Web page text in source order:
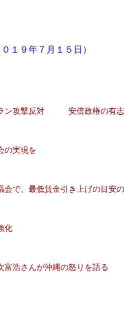
０１９年７月１５日）
安倍政権の有志連合
現を
金引き上げの目安の論
沖縄の怒りを語る